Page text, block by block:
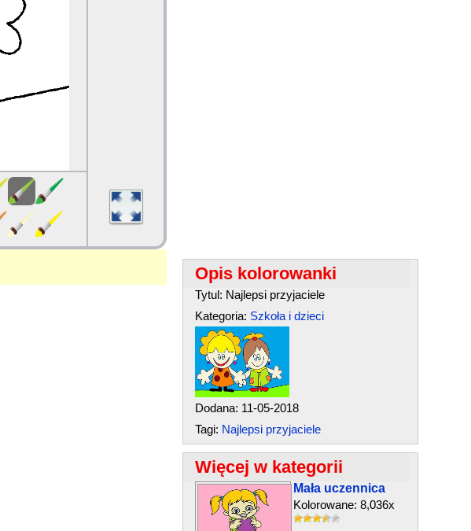
Opis kolorowanki
Tytul: Najlepsi przyjaciele
Kategoria: Szkoła i dzieci
Dodana: 11-05-2018
Tagi: Najlepsi przyjaciele
Więcej w kategorii
Mała uczennica
Kolorowane: 8,036x